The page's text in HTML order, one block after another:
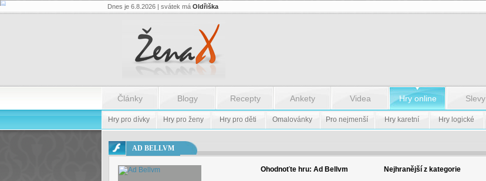
Flash.nazev
Dnes je 6.8.2026 | svátek má Oldřiška
Články Blogy Recepty Ankety Videa Hry online Slevy
Hry pro dívky Hry pro ženy Hry pro děti Omalovánky Pro nejmenší Hry karetní Hry logické
AD BELLVM
Ohodnoťte hru: Ad Bellvm Nejhranější z kategorie